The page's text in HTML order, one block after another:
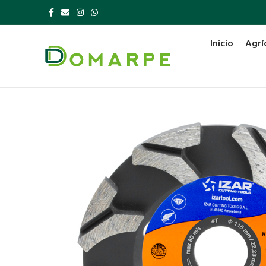
Inicio